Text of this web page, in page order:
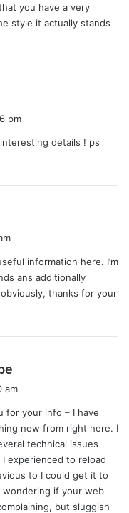
you have a very
style it actually stands
pm
details ! ps
information here. I’m
ans additionally
thanks for your
:
am
for your info – I have
new from right here. I
technical issues
experienced to reload
to I could get it to
wondering if your web
but sluggish